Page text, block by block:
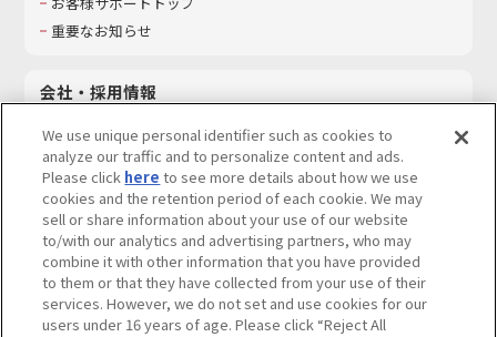
重要なお知らせ
会社・採用情報
採用情報
サステナビリティ
お問い合わせ
ウェブサイトご利用条件 ソーシャルメディアポリシー
We use unique personal identifier such as cookies to
analyze our traffic and to personalize content and ads.
Please click here to see more details about how we use
cookies and the retention period of each cookie. We may
sell or share information about your use of our website
to/with our analytics and advertising partners, who may
combine it with other information that you have provided
to them or that they have collected from your use of their
services. However, we do not set and use cookies for our
users under 16 years of age. Please click “Reject All